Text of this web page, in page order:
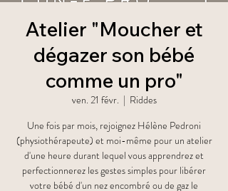
Atelier "Moucher et
dégazer son bébé
comme un pro"
ven. 21 févr.
  |
Riddes
Une fois par mois, rejoignez Hélène Pedroni
(physiothérapeute) et moi-même pour un atelier
d'une heure durant lequel vous apprendrez et
perfectionnerez les gestes simples pour libérer
votre bébé d'un nez encombré ou de gaz le